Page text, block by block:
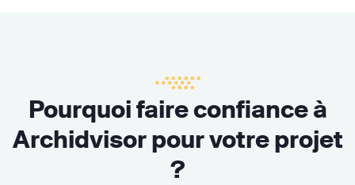
Pourquoi faire confiance à
Archidvisor pour votre projet
?